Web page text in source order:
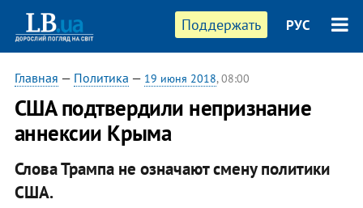
Поддержать РУС
Главная — Политика — 19 июня 2018, 08:00
США подтвердили непризнание
аннексии Крыма
Слова Трампа не означают смену политики
США.